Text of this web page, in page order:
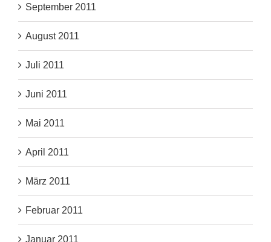
September 2011
August 2011
Juli 2011
Juni 2011
Mai 2011
April 2011
März 2011
Februar 2011
Januar 2011